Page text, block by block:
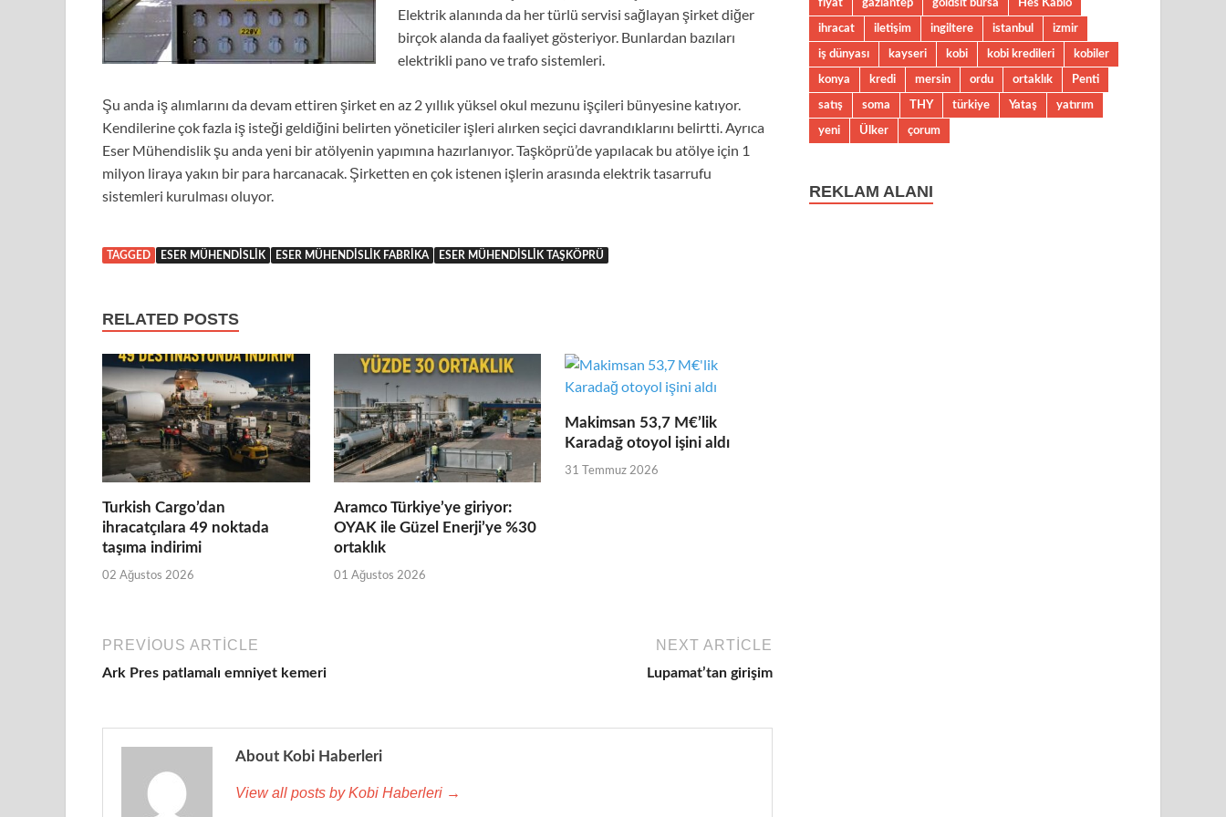
Elektrik alanında da her türlü servisi sağlayan şirket diğer
birçok alanda da faaliyet gösteriyor. Bunlardan bazıları
elektrikli pano ve trafo sistemleri.
Şu anda iş alımlarını da devam ettiren şirket en az 2 yıllık yüksel okul mezunu işçileri bünyesine katıyor.
Kendilerine çok fazla iş isteği geldiğini belirten yöneticiler işleri alırken seçici davrandıklarını belirtti. Ayrıca
Eser Mühendislik şu anda yeni bir atölyenin yapımına hazırlanıyor. Taşköprü’de yapılacak bu atölye için 1
milyon liraya yakın bir para harcanacak. Şirketten en çok istenen işlerin arasında elektrik tasarrufu
sistemleri kurulması oluyor.
TAGGED ESER MÜHENDISLIK ESER MÜHENDISLIK FABRIKA ESER MÜHENDISLIK TAŞKÖPRÜ
RELATED POSTS
Turkish Cargo’dan
ihracatçılara 49 noktada
taşıma indirimi
02 Ağustos 2026
Aramco Türkiye’ye giriyor:
OYAK ile Güzel Enerji’ye %30
ortaklık
01 Ağustos 2026
Makimsan 53,7 M€’lik
Karadağ otoyol işini aldı
31 Temmuz 2026
PREVIOUS ARTICLE
Ark Pres patlamalı emniyet kemeri
NEXT ARTICLE
Lupamat’tan girişim
About Kobi Haberleri
View all posts by Kobi Haberleri →
fiyat
gaziantep goldsit bursa
Hes Kablo
ihracat
iletişim ingiltere istanbul
izmir
iş dünyası
kayseri kobi kobi kredileri
kobiler
konya
kredi mersin ordu ortaklık
Penti
satış
soma THY türkiye Yataş
yatırım
yeni
Ülker çorum
REKLAM ALANI